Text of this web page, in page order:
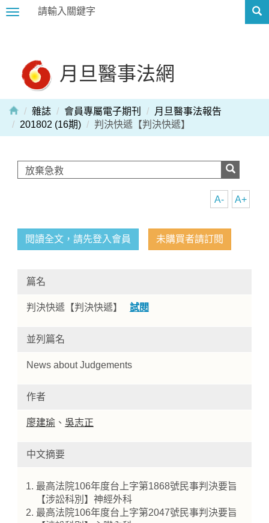
Toggle
月旦醫事法網
Home
雜誌 會員專屬電子期刊
月旦醫事法報告
201802 (16期)
判決快遞【判決快遞】
A+
A-
閱讀全文，請先登入會員 未購買者請訂閱
篇名
判決快遞【判決快遞】 試閱
並列篇名
News about Judgements
作者
廖建瑜 、 吳志正
中文摘要
最高法院106年度台上字第1868號民事判決要旨
【涉訟科別】神經外科
最高法院106年度台上字第2047號民事判決要旨